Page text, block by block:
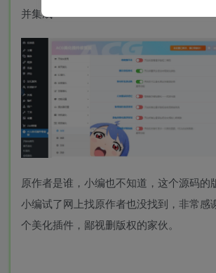
并集成
原作者是谁，小编也不知道，这个源码的
小编试了网上找原作者也没找到，非常感
个美化插件，鄙视删版权的家伙。